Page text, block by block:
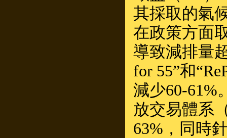
其採取的氣
在政策方面
導致減排量
for 55”和
減少60-61%
放交易體系
63%，同時